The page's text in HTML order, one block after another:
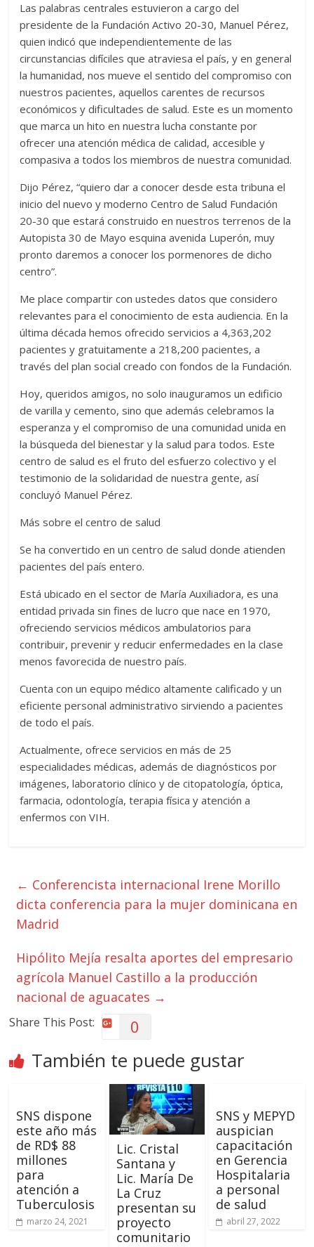
Las palabras centrales estuvieron a cargo del
presidente de la Fundación Activo 20-30, Manuel Pérez,
quien indicó que independientemente de las
circunstancias difíciles que atraviesa el país, y en general
la humanidad, nos mueve el sentido del compromiso con
nuestros pacientes, aquellos carentes de recursos
económicos y dificultades de salud. Este es un momento
que marca un hito en nuestra lucha constante por
ofrecer una atención médica de calidad, accesible y
compasiva a todos los miembros de nuestra comunidad.
Dijo Pérez, “quiero dar a conocer desde esta tribuna el
inicio del nuevo y moderno Centro de Salud Fundación
20-30 que estará construido en nuestros terrenos de la
Autopista 30 de Mayo esquina avenida Luperón, muy
pronto daremos a conocer los pormenores de dicho
centro”.
Me place compartir con ustedes datos que considero
relevantes para el conocimiento de esta audiencia. En la
última década hemos ofrecido servicios a 4,363,202
pacientes y gratuitamente a 218,200 pacientes, a
través del plan social creado con fondos de la Fundación.
Hoy, queridos amigos, no solo inauguramos un edificio
de varilla y cemento, sino que además celebramos la
esperanza y el compromiso de una comunidad unida en
la búsqueda del bienestar y la salud para todos. Este
centro de salud es el fruto del esfuerzo colectivo y el
testimonio de la solidaridad de nuestra gente, así
concluyó Manuel Pérez.
Más sobre el centro de salud
Se ha convertido en un centro de salud donde atienden
pacientes del país entero.
Está ubicado en el sector de María Auxiliadora, es una
entidad privada sin fines de lucro que nace en 1970,
ofreciendo servicios médicos ambulatorios para
contribuir, prevenir y reducir enfermedades en la clase
menos favorecida de nuestro país.
Cuenta con un equipo médico altamente calificado y un
eficiente personal administrativo sirviendo a pacientes
de todo el país.
Actualmente, ofrece servicios en más de 25
especialidades médicas, además de diagnósticos por
imágenes, laboratorio clínico y de citopatología, óptica,
farmacia, odontología, terapia física y atención a
enfermos con VIH.
← Conferencista internacional Irene Morillo
dicta conferencia para la mujer dominicana en
Madrid
Hipólito Mejía resalta aportes del empresario
agrícola Manuel Castillo a la producción
nacional de aguacates →
Share This Post: 0
También te puede gustar
SNS dispone
este año más
de RD$ 88
millones
para
atención a
Tuberculosis
marzo 24, 2021
Lic. Cristal
Santana y
Lic. María De
La Cruz
presentan su
proyecto
comunitario
SNS y MEPYD
auspician
capacitación
en Gerencia
Hospitalaria
a personal
de salud
abril 27, 2022